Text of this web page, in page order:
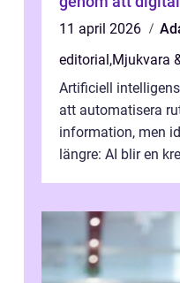
11 april 2026
editorial,Mjukvara
Artificiell
att automatisera
information, men
längre: AI blir en